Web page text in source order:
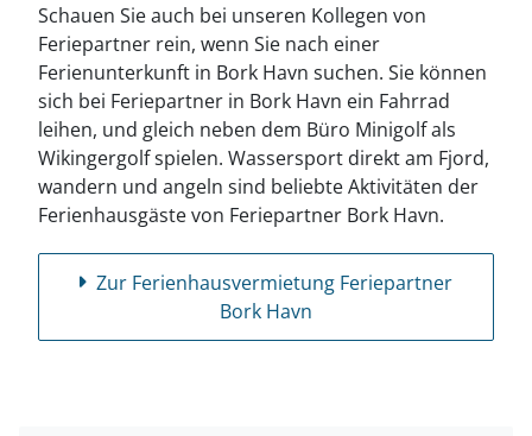
Schauen Sie auch bei unseren Kollegen von
Feriepartner rein, wenn Sie nach einer
Ferienunterkunft in Bork Havn suchen. Sie können
sich bei Feriepartner in Bork Havn ein Fahrrad
leihen, und gleich neben dem Büro Minigolf als
Wikingergolf spielen. Wassersport direkt am Fjord,
wandern und angeln sind beliebte Aktivitäten der
Ferienhausgäste von Feriepartner Bork Havn.
Zur Ferienhausvermietung Feriepartner
Bork Havn